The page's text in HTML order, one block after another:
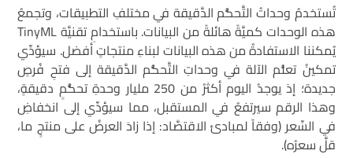
تُستخدمُ وحداتُ التَّحكُّم الدَّقيقة في مختلفِ التطبيقات، وتجمعُ
هذه الوحدات كميَّةً هائلةً من البيانات. باستخدامِ تقنيَّة TinyML
يُمكننا الاستفادةُ من هذه البيانات لبناءِ منتجاتٍ أفضل. سيؤدِّي
تمكينُ تعلُّم الآلة في وحداتِ التَّحكُّم الدَّقيقة إلى فتحِ فُرصٍ
جديدة؛ إذ يوجدُ اليوم أكثرُ من 250 مليار وحدةِ تحكُّمٍ دقيقةٍ،
وهذا الرقم سيرتفعُ في المستقبل، مما سيؤدِّي إلى انخفاضِ
في السِّعر (وفقاً لمبادئ الاقتصَّاد: إذا زادَ العرضُ على منتجٍ ما،
قلَّ سعرُه).